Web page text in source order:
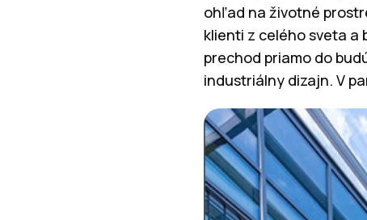
ohľad na životné
klienti z celého sveta a
prechod priamo do
industriálny dizajn. V